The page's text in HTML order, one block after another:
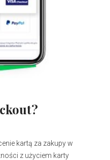
kartą za zakupy w
z użyciem karty